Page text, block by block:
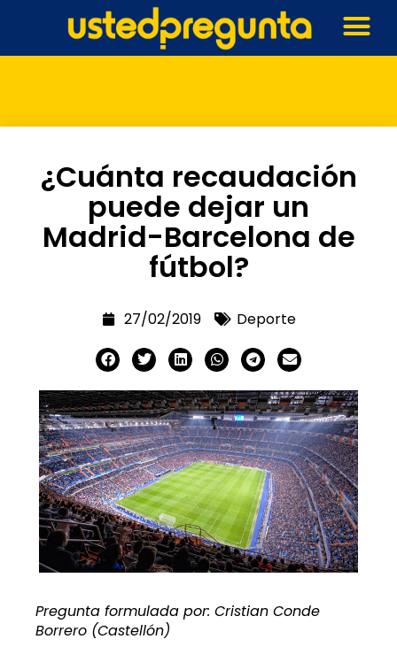
¿Cuánta recaudación
puede dejar un
Madrid-Barcelona de
fútbol?
27/02/2019 Deporte
Pregunta formulada por: Cristian Conde
Borrero (Castellón)